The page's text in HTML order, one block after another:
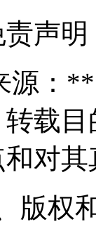
责声明
源：
载
对
版权